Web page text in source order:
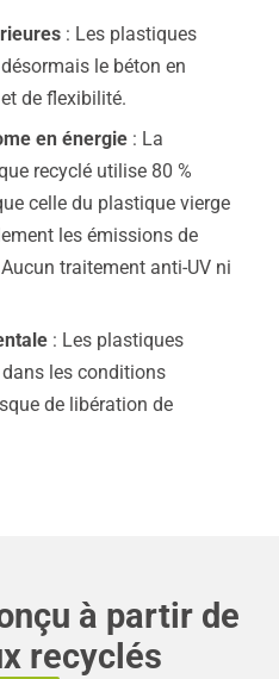
: Les plastiques
le béton en
de flexibilité.
en énergie : La
recyclé utilise 80 %
celle du plastique vierge
les émissions de
traitement anti-UV ni
: Les plastiques
les conditions
de libération de
à partir de
recyclés